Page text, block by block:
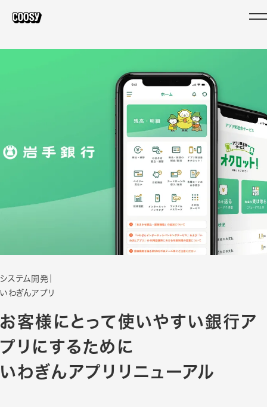
システム開発
いわぎんアプリ
お客様にとって使いやすい銀行ア
プリにするために
いわぎんアプリリニューアル